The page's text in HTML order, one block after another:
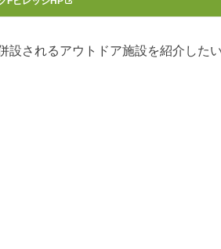
設されるアウトドア施設を紹介した